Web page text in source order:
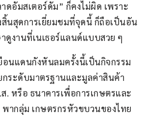
ดอัมสเตอร์ดัม” ก็คงไม่ผิด เพราะ
นสุดการเยี่ยมชมที่จุดนี้ ก็ถือเป็นอัน
ดูงานที่เนเธอร์แลนด์แบบสวย ๆ
อนแดนกังหันลมครั้งนี้เป็นกิจกรรม
กระดับมาตรฐานและมูลค่าสินค้า
. หรือ ธนาคารเพื่อการเกษตรและ
ากลุ่ม เกษตรกรหัวขบวนของไทย